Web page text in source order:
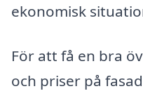
ekonomisk
För att få en bra
och priser på